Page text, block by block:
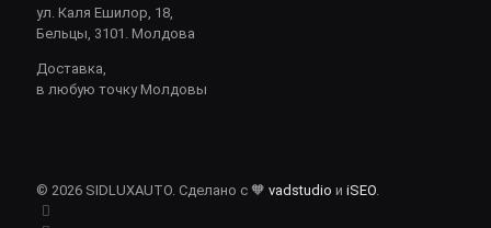
ул. Каля Ешилор, 18,
Бельцы, 3101. Молдова
Доставка,
в любую точку Молдовы
© 2026 SIDLUXAUTO. Сделано с 🧡 vadstudio и iSEO